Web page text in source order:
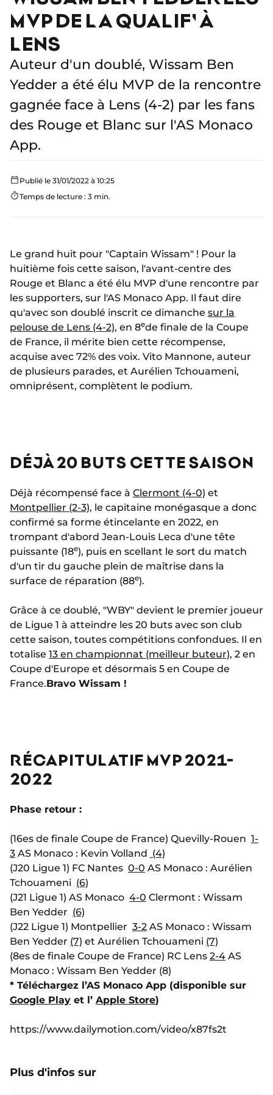
MVP DE LA QUALIF' À
LENS
Auteur d'un doublé, Wissam Ben
Yedder a été élu MVP de la rencontre
gagnée face à Lens (4-2) par les fans
des Rouge et Blanc sur l'AS Monaco
App.
Publié le 31/01/2022 à 10:25
Temps de lecture : 3 min.
Le grand huit pour "Captain Wissam" ! Pour la
huitième fois cette saison, l'avant-centre des
Rouge et Blanc a été élu MVP d'une rencontre par
les supporters, sur l'AS Monaco App. Il faut dire
qu'avec son doublé inscrit ce dimanche sur la
pelouse de Lens (4-2), en 8ede finale de la Coupe
de France, il mérite bien cette récompense,
acquise avec 72% des voix. Vito Mannone, auteur
de plusieurs parades, et Aurélien Tchouameni,
omniprésent, complètent le podium.
DÉJÀ 20 BUTS CETTE SAISON
Déjà récompensé face à Clermont (4-0) et
Montpellier (2-3), le capitaine monégasque a donc
confirmé sa forme étincelante en 2022, en
trompant d'abord Jean-Louis Leca d'une tête
puissante (18e), puis en scellant le sort du match
d'un tir du gauche plein de maîtrise dans la
surface de réparation (88e).
Grâce à ce doublé, "WBY" devient le premier joueur
de Ligue 1 à atteindre les 20 buts avec son club
cette saison, toutes compétitions confondues. Il en
totalise 13 en championnat (meilleur buteur), 2 en
Coupe d'Europe et désormais 5 en Coupe de
France.Bravo Wissam !
RÉCAPITULATIF MVP 2021-
2022
Phase retour :
(16es de finale Coupe de France) Quevilly-Rouen 1-
3 AS Monaco : Kevin Volland (4)
(J20 Ligue 1) FC Nantes 0-0 AS Monaco : Aurélien
Tchouameni (6)
(J21 Ligue 1) AS Monaco 4-0 Clermont : Wissam
Ben Yedder (6)
(J22 Ligue 1) Montpellier 3-2 AS Monaco : Wissam
Ben Yedder (7) et Aurélien Tchouameni (7)
(8es de finale Coupe de France) RC Lens 2-4 AS
Monaco : Wissam Ben Yedder (8)
* Téléchargez l’AS Monaco App (disponible sur
Google Play et l’ Apple Store)
https://www.dailymotion.com/video/x87fs2t
Plus d'infos sur